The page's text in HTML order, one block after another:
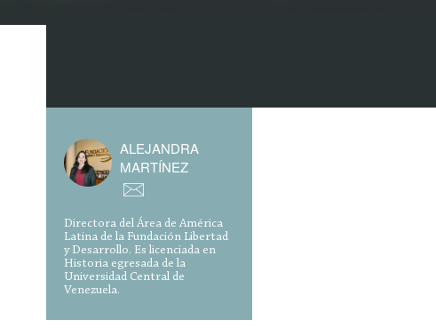
ALEJANDRA
MARTÍNEZ
Directora del Área de América
Latina de la Fundación Libertad
y Desarrollo. Es licenciada en
Historia egresada de la
Universidad Central de
Venezuela.